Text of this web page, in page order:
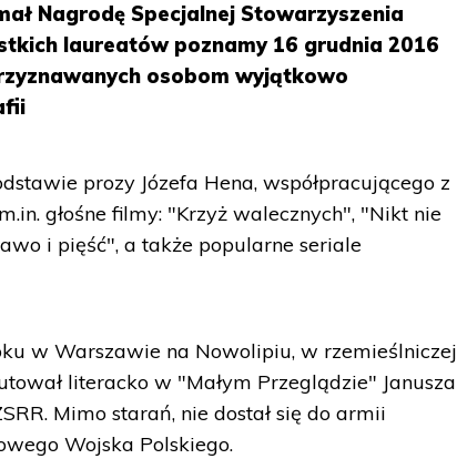
Nagrodę Specjalnej Stowarzyszenia
laureatów poznamy 16 grudnia 2016
osobom wyjątkowo
prozy Józefa Hena, współpracującego z
głośne filmy: "Krzyż walecznych", "Nikt nie
i pięść", a także popularne seriale
w Warszawie na Nowolipiu, w rzemieślniczej
literacko w "Małym Przeglądzie" Janusza
Mimo starań, nie dostał się do armii
Wojska Polskiego.